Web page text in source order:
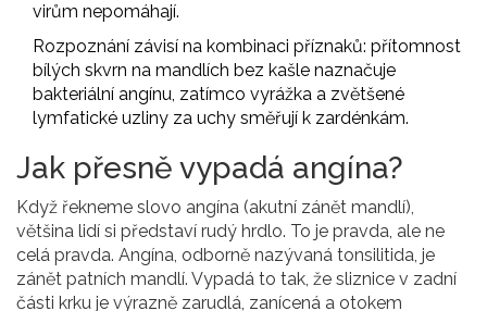
virům nepomáhají.
Rozpoznání závisí na kombinaci příznaků: přítomnost
bílých skvrn na mandlích bez kašle naznačuje
bakteriální angínu, zatímco vyrážka a zvětšené
lymfatické uzliny za uchy směřují k zardénkám.
Jak přesně vypadá angína?
Když řekneme slovo angína (akutní zánět mandlí),
většina lidí si představí rudý hrdlo. To je pravda, ale ne
celá pravda. Angína, odborně nazývaná tonsilitida, je
zánět patních mandlí. Vypadá to tak, že sliznice v zadní
části krku je výrazně zarudlá, zanícená a otokem